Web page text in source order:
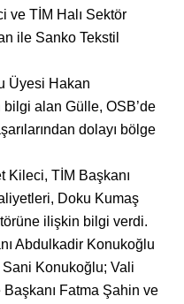
ve TİM Halı Sektör
ile Sanko Tekstil
Üyesi Hakan
alan Gülle, OSB’de
dolayı bölge
Kileci, TİM Başkanı
Doku Kumaş
ilişkin bilgi verdi.
Abdulkadir Konukoğlu
Konukoğlu; Vali
Fatma Şahin ve